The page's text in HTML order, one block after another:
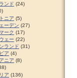
ンド (24)
ニア (5)
ーデン (27)
ーク (17)
ェー (22)
ランド (31)
ア (4)
ニア (8)
ア (136)